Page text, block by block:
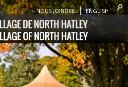
NOUS JOINDRE ENGLISH